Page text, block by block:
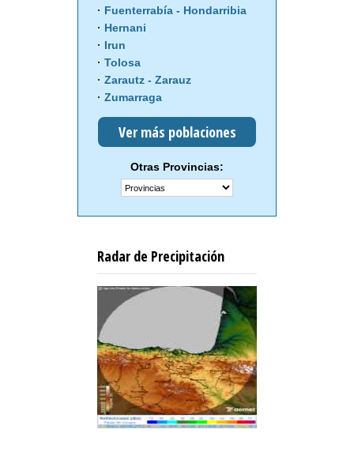
Fuenterrabía - Hondarribia
Hernani
Irun
Tolosa
Zarautz - Zarauz
Zumarraga
Ver más poblaciones
Otras Provincias:
Radar de Precipitación